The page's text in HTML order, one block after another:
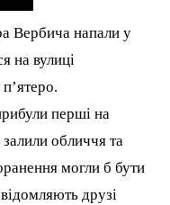
Вербича напали у
на вулиці
перші на
обличчя та
могли б бути
друзі